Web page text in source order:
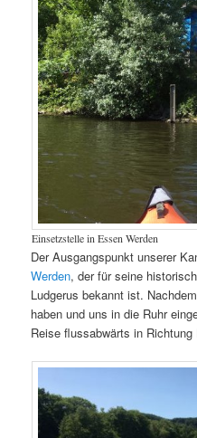
Einsetzstelle in Essen Werden
Der Ausgangspunkt unserer
Werden, der für seine
Ludgerus bekannt ist.
haben und uns in die Ruhr
Reise flussabwärts in Richtung